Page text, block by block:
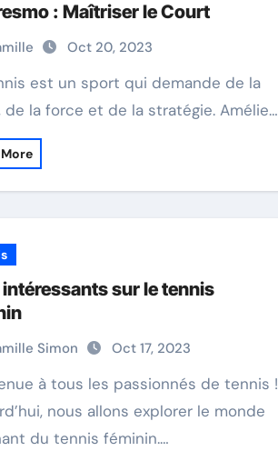
: Maîtriser le Court
Oct 20, 2023
de la force et de la stratégie. Amélie…
intéressants sur le tennis
Simon Oct 17, 2023
nous allons explorer le monde
du tennis féminin.…